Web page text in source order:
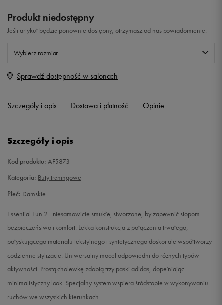
Produkt niedostępny
Jeśli artykuł będzie ponownie dostępny, otrzymasz od nas powiadomienie.
Wybierz rozmiar
Rozmiary EU
35 1/3
37 1/3 23 cm
38 2/3 24 cm Powiadom o dostępności
39 1/3 24,5 cm Powiadom o dostępności
40 2/3 25,5 cm
Sprawdź dostępność w salonach
Szczegóły i opis Dostawa i płatność Opinie
Szczegóły i opis
Kod produktu: AF5873
Kategoria: Buty treningowe
Płeć: Damskie
Essential Fun 2 - niesamowicie smukłe, stworzone, by zapewnić stopom
bezpieczeństwo i komfort. Lekka konstrukcja z połączenia trwałego,
połyskującego materiału tekstylnego i syntetycznego doskonale współtworzy
codzienne stylizacje. Uniwersalny model odpowiedni do różnych typów
aktywności. Prostą cholewkę zdobią trzy paski adidas, dopełniając
minimalistyczny look. Specjalny system wspiera śródstopie w wykonywaniu
ruchów we wszystkich kierunkach.